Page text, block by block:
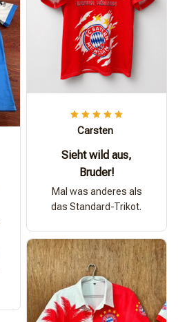
Carsten
Sieht wild aus,
Bruder!
Mal was anderes als
das Standard-Trikot.